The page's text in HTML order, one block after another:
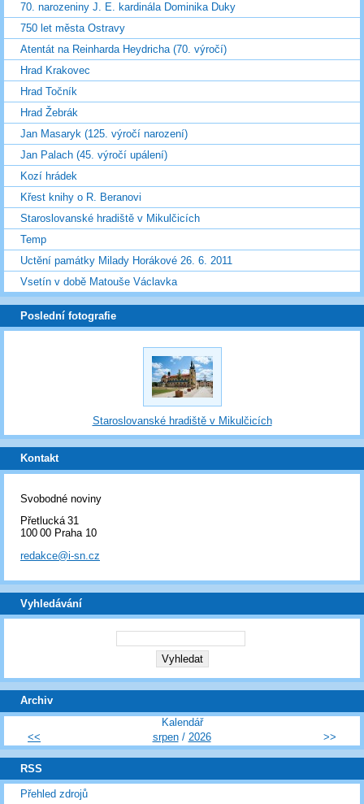
70. narozeniny J. E. kardinála Dominika Duky
750 let města Ostravy
Atentát na Reinharda Heydricha (70. výročí)
Hrad Krakovec
Hrad Točník
Hrad Žebrák
Jan Masaryk (125. výročí narození)
Jan Palach (45. výročí upálení)
Kozí hrádek
Křest knihy o R. Beranovi
Staroslovanské hradiště v Mikulčicích
Temp
Uctění památky Milady Horákové 26. 6. 2011
Vsetín v době Matouše Václavka
Poslední fotografie
Staroslovanské hradiště v Mikulčicích
Kontakt
Svobodné noviny
Přetlucká 31
100 00 Praha 10
redakce@i-sn.cz
Vyhledávání
Archiv
Kalendář
<<
srpen/ 2026 >>
RSS
Přehled zdrojů